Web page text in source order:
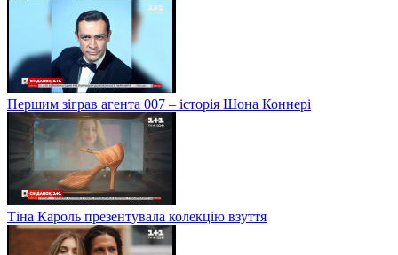
Першим зіграв агента 007 – історія Шона Коннері
Тіна Кароль презентувала колекцію взуття